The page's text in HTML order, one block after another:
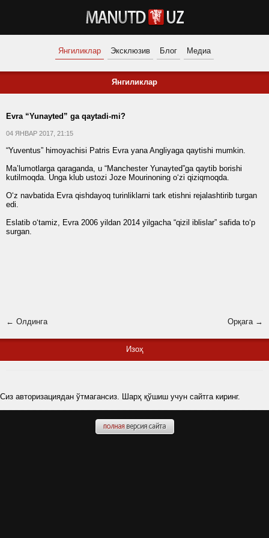
Янгиликлар Эксклюзив Блог Медиа
Янгиликлар
Evra “Yunayted” ga qaytadi-mi?
04 ЯНВАР 2017, 21:15
“Yuventus” himoyachisi Patris Evra yana Angliyaga qaytishi mumkin.
Ma’lumotlarga qaraganda, u “Manchester Yunayted”ga qaytib borishi
kutilmoqda. Unga klub ustozi Joze Mourinoning o‘zi qiziqmoqda.
O‘z navbatida Evra qishdayoq turinliklarni tark etishni rejalashtirib turgan
edi.
Eslatib o‘tamiz, Evra 2006 yildan 2014 yilgacha “qizil iblislar” safida to‘p
surgan.
← Олдинга Орқага →
Изоҳ
Сиз авторизациядан ўтмагансиз. Шарҳ қўшиш учун сайтга киринг.